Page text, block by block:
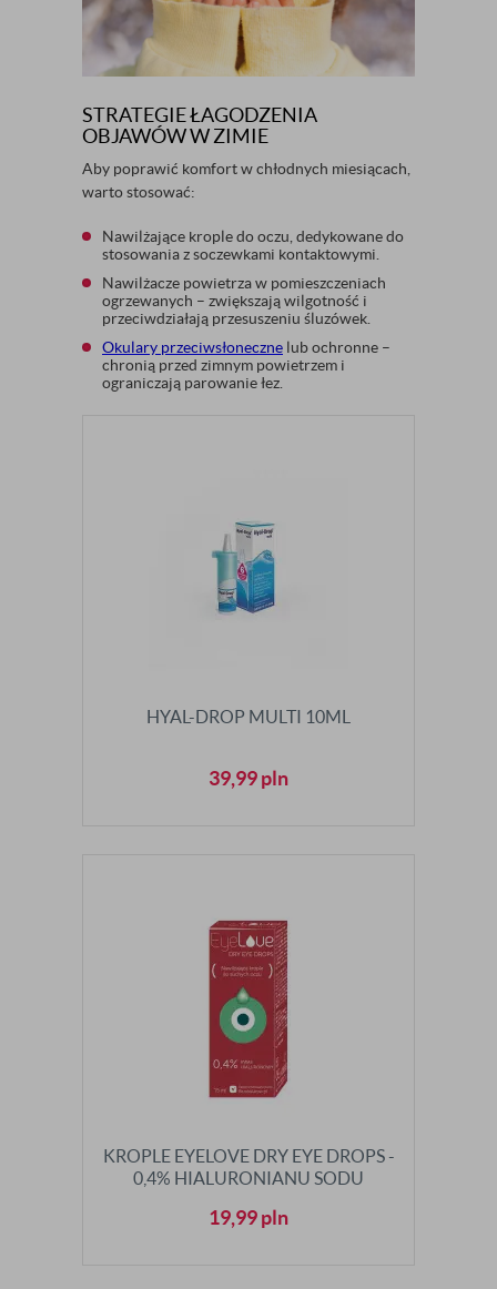
STRATEGIE ŁAGODZENIA
OBJAWÓW W ZIMIE
Aby poprawić komfort w chłodnych miesiącach,
warto stosować:
Nawilżające krople do oczu, dedykowane do
stosowania z soczewkami kontaktowymi.
Nawilżacze powietrza w pomieszczeniach
ogrzewanych – zwiększają wilgotność i
przeciwdziałają przesuszeniu śluzówek.
Okulary przeciwsłoneczne lub ochronne –
chronią przed zimnym powietrzem i
ograniczają parowanie łez.
HYAL-DROP MULTI 10ML
39,99pln
KROPLE EYELOVE DRY EYE DROPS -
0,4% HIALURONIANU SODU
19,99pln